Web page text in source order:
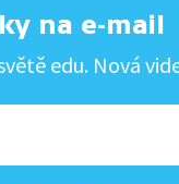
na e-mail
edu. Nová